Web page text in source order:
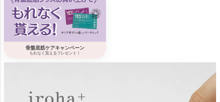
骨盤底筋ケアキャンペーン
もれなく貰えるプレゼント！